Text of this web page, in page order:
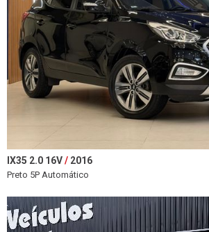
IX35 2.0 16V 2016
Preto 5P Automático